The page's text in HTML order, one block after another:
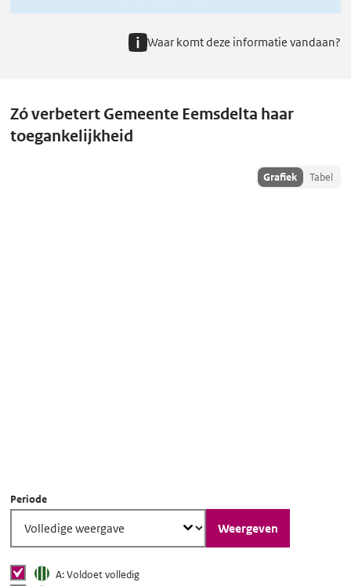
Waar komt deze informatie vandaan?
Zó verbetert Gemeente Eemsdelta haar
toegankelijkheid
Toon
Grafiek Tabel
Periode
Weergeven
Status van toegankelijkheid
Status vanA: Voldoet volledigtonen